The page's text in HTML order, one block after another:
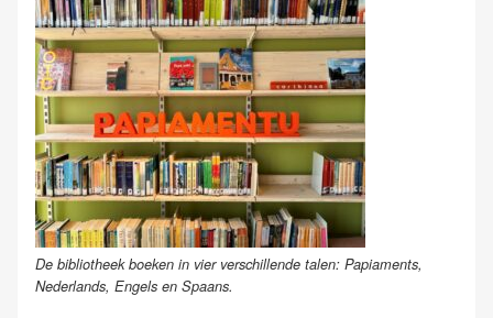
De bibliotheek boeken in vier verschillende talen: Papiaments,
Nederlands, Engels en Spaans.